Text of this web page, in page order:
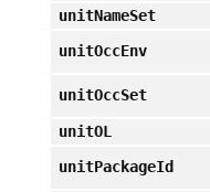
unitNameSet
unitOccEnv
unitOccSet
unitOL
unitPackageId